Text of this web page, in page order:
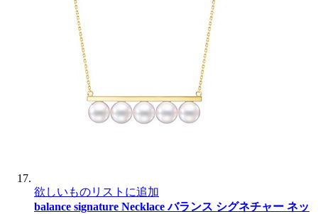
欲しいものリストに追加
balance signature Necklaceバランス シグネチャー ネッ